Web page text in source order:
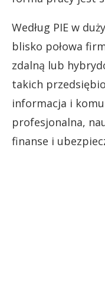
Według PIE w
blisko połowa
zdalną lub
takich
informacja i
profesjonalna,
finanse i